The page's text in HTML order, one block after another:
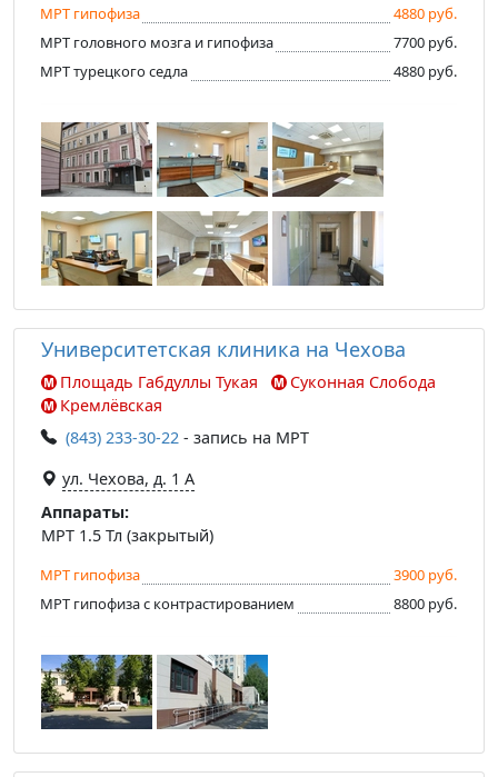
МРТ гипофиза
4880 руб.
МРТ головного мозга и гипофиза
7700 руб.
МРТ турецкого седла
4880 руб.
Университетская клиника на Чехова
Площадь Габдуллы Тукая
Суконная Слобода
Кремлёвская
(843) 233-30-22 - запись на МРТ
ул. Чехова, д. 1 А
Аппараты:
МРТ 1.5 Тл (закрытый)
МРТ гипофиза
3900 руб.
МРТ гипофиза с контрастированием
8800 руб.